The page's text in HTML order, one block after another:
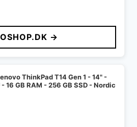
→
ThinkPad T14 Gen 1 - 14" -
16 GB RAM - 256 GB SSD - Nordic